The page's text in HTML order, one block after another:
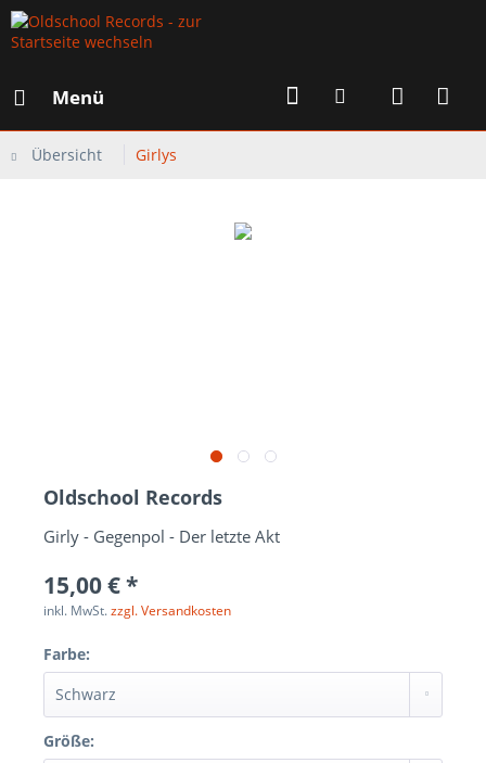
Menü
Übersicht Girlys
Oldschool Records
Girly - Gegenpol - Der letzte Akt
15,00 € *
inkl. MwSt.zzgl. Versandkosten
Farbe:
Größe: